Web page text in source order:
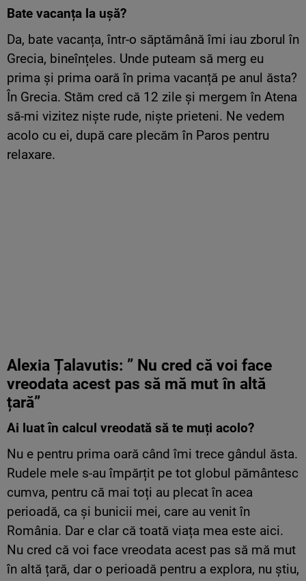
Bate vacanța la ușă?
Da, bate vacanța, într-o săptămână îmi iau zborul în
Grecia, bineînțeles. Unde puteam să merg eu
prima și prima oară în prima vacanță pe anul ăsta?
În Grecia. Stăm cred că 12 zile și mergem în Atena
să-mi vizitez niște rude, niște prieteni. Ne vedem
acolo cu ei, după care plecăm în Paros pentru
relaxare.
Alexia Țalavutis: ” Nu cred că voi face
vreodata acest pas să mă mut în altă
țară”
Ai luat în calcul vreodată să te muți acolo?
Nu e pentru prima oară când îmi trece gândul ăsta.
Rudele mele s-au împărțit pe tot globul pământesc
cumva, pentru că mai toți au plecat în acea
perioadă, ca și bunicii mei, care au venit în
România. Dar e clar că toată viața mea este aici.
Nu cred că voi face vreodata acest pas să mă mut
în altă țară, dar o perioadă pentru a explora, nu știu,